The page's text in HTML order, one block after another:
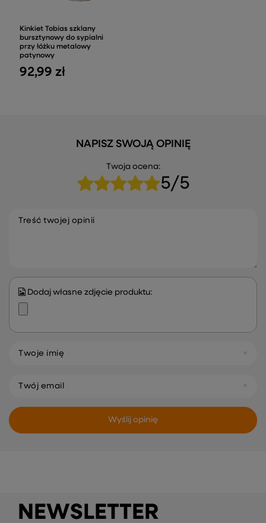
Kinkiet Tobias szklany
bursztynowy do sypialni
przy łóżku metalowy
patynowy
92,99 zł
NAPISZ SWOJĄ OPINIĘ
Twoja ocena:
5/5
Treść twojej opinii
Dodaj własne zdjęcie produktu:
Twoje imię
Twój email
Wyślij opinię
NEWSLETTER